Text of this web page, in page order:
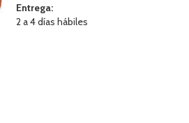
Entrega:
2 a 4 días hábiles